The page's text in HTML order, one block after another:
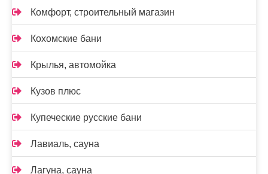
Комфорт, строительный магазин
Кохомские бани
Крылья, автомойка
Кузов плюс
Купеческие русские бани
Лавиаль, сауна
Лагуна, сауна